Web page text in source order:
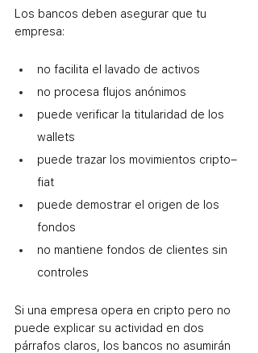
Los bancos deben asegurar que tu
empresa:
no facilita el lavado de activos
no procesa flujos anónimos
puede verificar la titularidad de los
wallets
puede trazar los movimientos cripto–
fiat
puede demostrar el origen de los
fondos
no mantiene fondos de clientes sin
controles
Si una empresa opera en cripto pero no
puede explicar su actividad en dos
párrafos claros, los bancos no asumirán